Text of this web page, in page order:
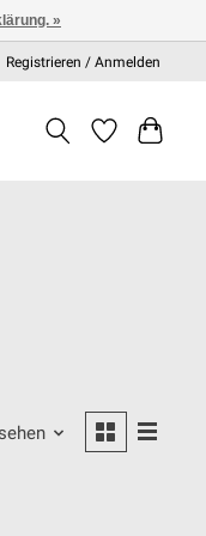
Registrieren / Anmelden
»